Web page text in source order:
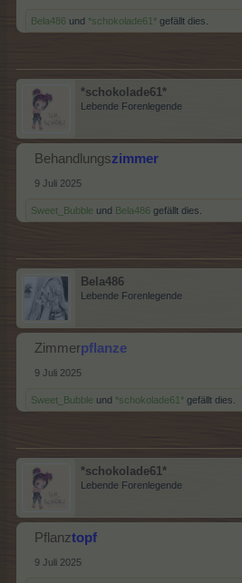
Bela486 und *schokolade61* gefällt dies.
*schokolade61*
Lebende Forenlegende
Behandlungszimmer
9 Juli 2025
Sweet_Bubble und Bela486 gefällt dies.
Bela486
Lebende Forenlegende
Zimmerpflanze
9 Juli 2025
Sweet_Bubble und *schokolade61* gefällt dies.
*schokolade61*
Lebende Forenlegende
Pflanztopf
9 Juli 2025